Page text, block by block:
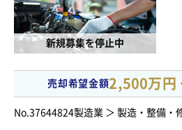
新規募集を停止中
売却希望金額2,500万円
No.37644824製造業 ＞ 製造・整備・